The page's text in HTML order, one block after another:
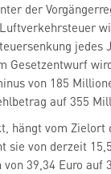
der
Gesetzentwurf
von 185
auf 355
hängt vom Zielort
sie von derzeit
39,34 Euro auf